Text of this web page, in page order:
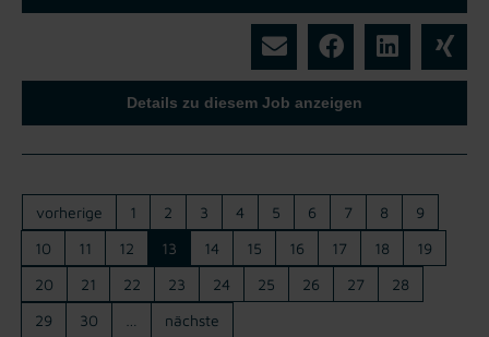
Details zu diesem Job anzeigen
vorherige 1 2 3 4 5 6 7 8
9
10
11 12 13 14 15 16 17 18
19
20
21 22 23 24 25 26 27
28
29
30 nächste